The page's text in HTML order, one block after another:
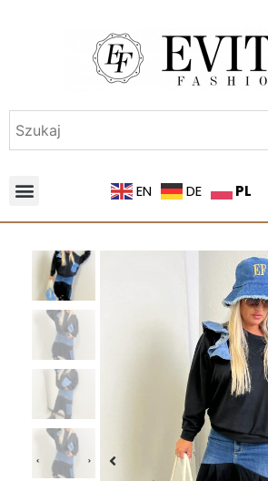
EN DE PL